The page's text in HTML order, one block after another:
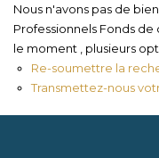
Créer une
Nous n'avons pas de
Professionnels Fonds
le moment , plusieurs
Re-soumettre la
Transmettez-nous